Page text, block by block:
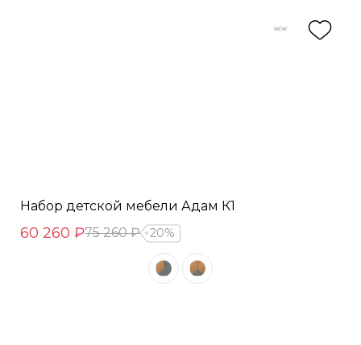
Набор детской мебели Адам К1
60 260 ₽75 260 ₽ 20%